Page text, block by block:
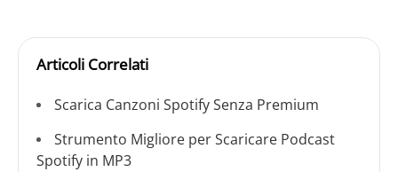
Articoli Correlati
Scarica Canzoni Spotify Senza Premium
Strumento Migliore per Scaricare Podcast
Spotify in MP3